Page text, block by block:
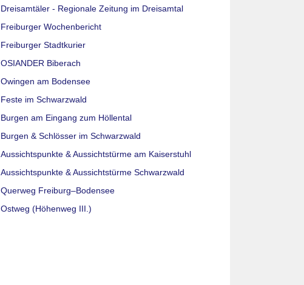
Dreisamtäler - Regionale Zeitung im Dreisamtal
Freiburger Wochenbericht
Freiburger Stadtkurier
OSIANDER Biberach
Owingen am Bodensee
Feste im Schwarzwald
Burgen am Eingang zum Höllental
Burgen & Schlösser im Schwarzwald
Aussichtspunkte & Aussichtstürme am Kaiserstuhl
Aussichtspunkte & Aussichtstürme Schwarzwald
Querweg Freiburg–Bodensee
Ostweg (Höhenweg III.)